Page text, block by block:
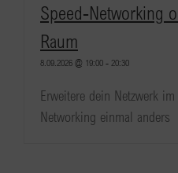
Speed-Networking
Raum
8.09.2026 @ 19:00-20:30
Erweitere dein Netzwerk
Networking einmal anders